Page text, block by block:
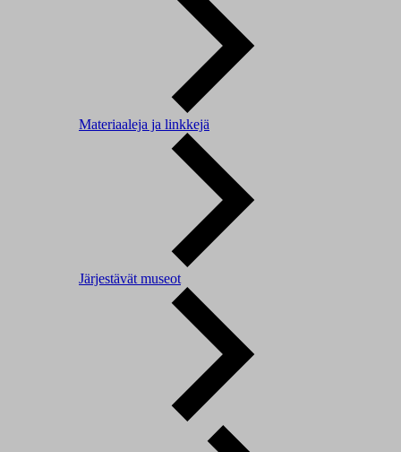
Materiaaleja ja linkkejä
Järjestävät museot